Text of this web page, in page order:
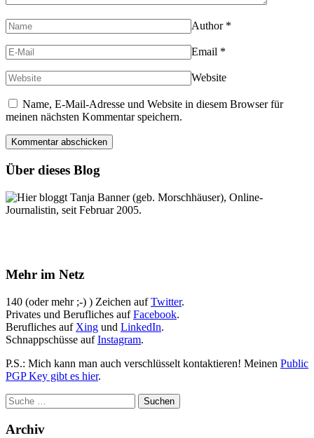
Author *
Email *
Website
Name, E-Mail-Adresse und Website in diesem Browser für
meinen nächsten Kommentar speichern.
Über dieses Blog
Hier bloggt Tanja Banner (geb. Morschhäuser), Online-
Journalistin, seit Februar 2005.
Mehr im Netz
140 (oder mehr ;-) ) Zeichen aufTwitter.
Privates und Berufliches aufFacebook.
Berufliches auf Xing und LinkedIn.
Schnappschüsse aufInstagram.
P.S.: Mich kann man auch verschlüsselt kontaktieren! Meinen Public
PGP Key gibt es hier.
Archiv